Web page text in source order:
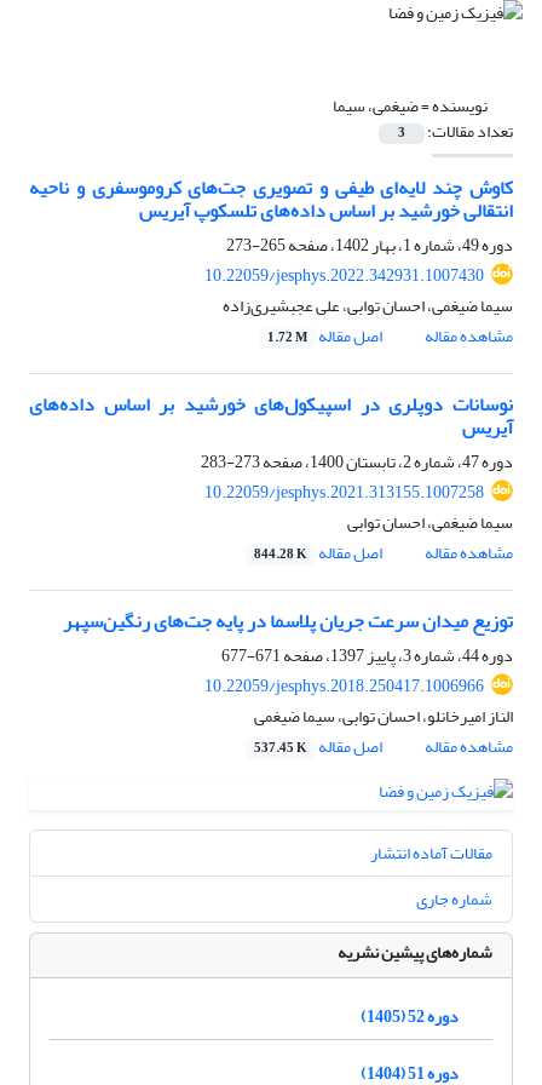
نویسنده =ضیغمی، سیما
تعداد مقالات: 3
کاوش چند لایه‌ای طیفی و تصویری جت‌های کروموسفری و ناحیه
انتقالی خورشید بر اساس داده‌های تلسکوپ آیریس
دوره 49، شماره 1، بهار 1402، صفحه
265-273
10.22059/jesphys.2022.342931.1007430
سیما ضیغمی، احسان توابی، علی عجبشیری‌زاده
مشاهده مقاله
اصل مقاله 1.72 M
نوسانات دوپلری در اسپیکول‌های خورشید بر اساس داده‌های
آیریس
دوره 47، شماره 2، تابستان 1400، صفحه
273-283
10.22059/jesphys.2021.313155.1007258
سیما ضیغمی، احسان توابی
مشاهده مقاله
اصل مقاله 844.28 K
توزیع میدان سرعت جریان پلاسما در پایه جت‌های رنگین‌سپهر
دوره 44، شماره 3، پاییز 1397، صفحه
671-677
10.22059/jesphys.2018.250417.1006966
الناز امیرخانلو، احسان توابی، سیما ضیغمی
مشاهده مقاله
اصل مقاله 537.45 K
مقالات آماده انتشار
شماره جاری
شماره‌های پیشین نشریه
دوره 52 (1405)
دوره 51 (1404)